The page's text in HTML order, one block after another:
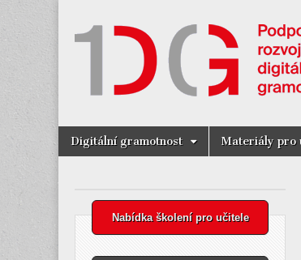
Digitální
Main
menu
Skip
Digitální gramotnost Materiály pro
Nabídka školení pro učitele